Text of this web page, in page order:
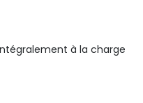
à la charge